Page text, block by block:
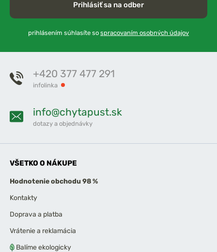
Prihlásiť sa na odber
prihlásením súhlasíte so spracovaním osobných údajov
+420 377 477 291
infolinka
info@chytapust.sk
dotazy a objednávky
VŠETKO O NÁKUPE
Hodnotenie obchodu 98 %
Kontakty
Doprava a platba
Vrátenie a reklamácia
Balíme ekologicky